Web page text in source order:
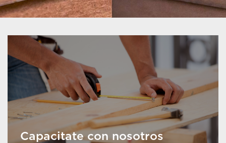
Capacitate con nosotros